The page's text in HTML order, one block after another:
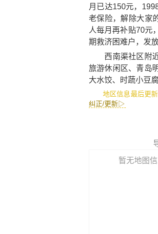
月已达150元，
老保险，解除大家
人每月再补贴70元
期救济困难户，发
西南渠社区附
旅游休闲区、 青岛
大水饺、 时蔬小豆
地区信息最后更新
纠正/更新▷
暂无地图